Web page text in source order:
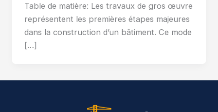
Table de matière: Les travaux de gros œuvre
représentent les premières étapes majeures
dans la construction d’un bâtiment. Ce mode
[…]